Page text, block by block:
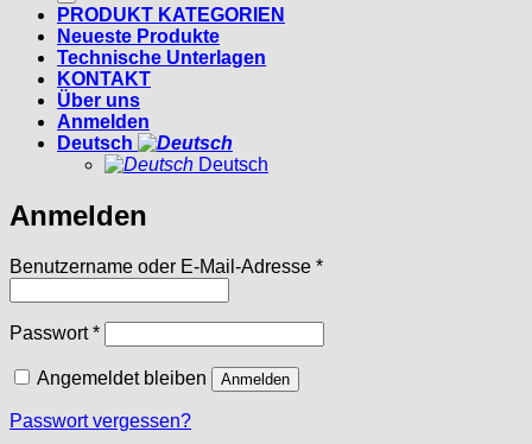
PRODUKT KATEGORIEN
Neueste Produkte
Technische Unterlagen
KONTAKT
Über uns
Anmelden
Deutsch
Deutsch
Anmelden
Benutzername oder E-Mail-Adresse *Erforderlich
Passwort*Erforderlich
Angemeldet bleiben Anmelden
Passwort vergessen?